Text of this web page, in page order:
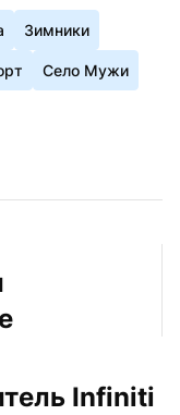
Зимники
Село Мужи
Infiniti